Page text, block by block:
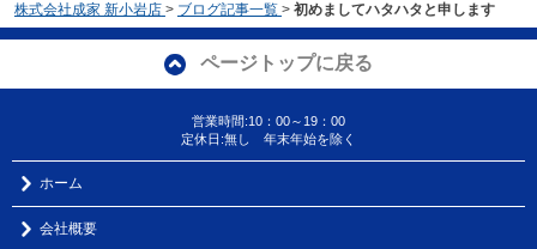
株式会社成家 新小岩店 > ブログ記事一覧 > 初めましてハタハタと申します
ページトップに戻る
営業時間:10：00～19：00
定休日:無し 年末年始を除く
ホーム
会社概要